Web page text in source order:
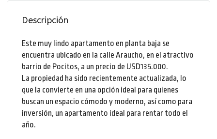
Descripción
Este muy lindo apartamento en planta baja se
encuentra ubicado en la calle Araucho, en el atractivo
barrio de Pocitos, a un precio de USD135.000.
La propiedad ha sido recientemente actualizada, lo
que la convierte en una opción ideal para quienes
buscan un espacio cómodo y moderno, así como para
inversión, un apartamento ideal para rentar todo el
año.